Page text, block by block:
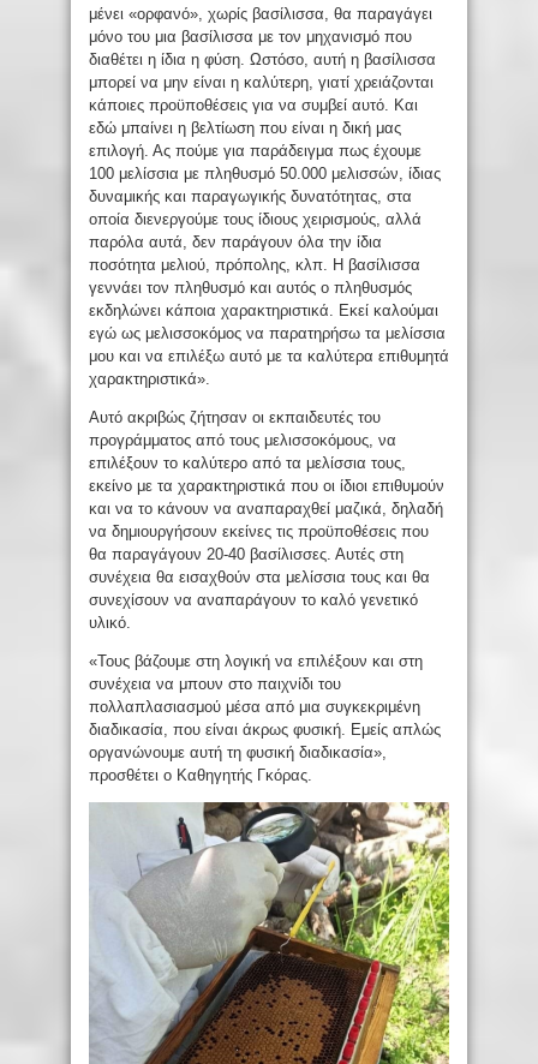
μένει «ορφανό», χωρίς βασίλισσα, θα παραγάγει
μόνο του μια βασίλισσα με τον μηχανισμό που
διαθέτει η ίδια η φύση. Ωστόσο, αυτή η βασίλισσα
μπορεί να μην είναι η καλύτερη, γιατί χρειάζονται
κάποιες προϋποθέσεις για να συμβεί αυτό. Και
εδώ μπαίνει η βελτίωση που είναι η δική μας
επιλογή. Ας πούμε για παράδειγμα πως έχουμε
100 μελίσσια με πληθυσμό 50.000 μελισσών, ίδιας
δυναμικής και παραγωγικής δυνατότητας, στα
οποία διενεργούμε τους ίδιους χειρισμούς, αλλά
παρόλα αυτά, δεν παράγουν όλα την ίδια
ποσότητα μελιού, πρόπολης, κλπ. Η βασίλισσα
γεννάει τον πληθυσμό και αυτός ο πληθυσμός
εκδηλώνει κάποια χαρακτηριστικά. Εκεί καλούμαι
εγώ ως μελισσοκόμος να παρατηρήσω τα μελίσσια
μου και να επιλέξω αυτό με τα καλύτερα επιθυμητά
χαρακτηριστικά».
Αυτό ακριβώς ζήτησαν οι εκπαιδευτές του
προγράμματος από τους μελισσοκόμους, να
επιλέξουν το καλύτερο από τα μελίσσια τους,
εκείνο με τα χαρακτηριστικά που οι ίδιοι επιθυμούν
και να το κάνουν να αναπαραχθεί μαζικά, δηλαδή
να δημιουργήσουν εκείνες τις προϋποθέσεις που
θα παραγάγουν 20-40 βασίλισσες. Αυτές στη
συνέχεια θα εισαχθούν στα μελίσσια τους και θα
συνεχίσουν να αναπαράγουν το καλό γενετικό
υλικό.
«Τους βάζουμε στη λογική να επιλέξουν και στη
συνέχεια να μπουν στο παιχνίδι του
πολλαπλασιασμού μέσα από μια συγκεκριμένη
διαδικασία, που είναι άκρως φυσική. Εμείς απλώς
οργανώνουμε αυτή τη φυσική διαδικασία»,
προσθέτει ο Καθηγητής Γκόρας.